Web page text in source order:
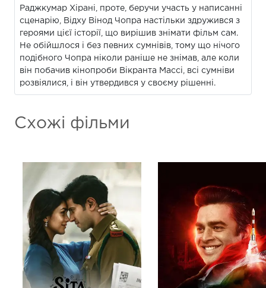
Раджкумар Хірані, проте, беручи участь у написанні
сценарію, Відху Вінод Чопра настільки здружився з
героями цієї історії, що вирішив знімати фільм сам.
Не обійшлося і без певних сумнівів, тому що нічого
подібного Чопра ніколи раніше не знімав, але коли
він побачив кінопроби Вікранта Массі, всі сумніви
розвіялися, і він утвердився у своєму рішенні.
Схожі фільми